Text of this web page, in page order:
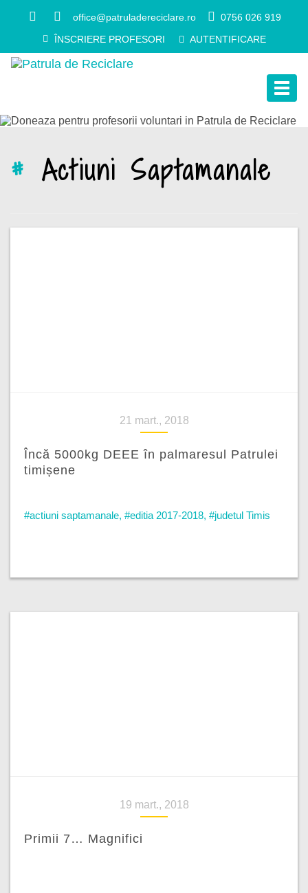
office@patruladereciclare.ro
0756 026 919
ÎNSCRIERE PROFESORI
AUTENTIFICARE
# Actiuni Saptamanale
21 mart., 2018
Încă 5000kg DEEE în palmaresul Patrulei
timișene
#actiuni saptamanale, #editia 2017-2018, #judetul Timis
19 mart., 2018
Primii 7… Magnifici